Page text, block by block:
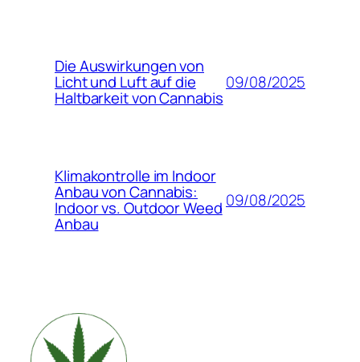
Die Auswirkungen von
Licht und Luft auf die
Haltbarkeit von Cannabis
09/08/2025
Klimakontrolle im Indoor
Anbau von Cannabis:
Indoor vs. Outdoor Weed
Anbau
09/08/2025